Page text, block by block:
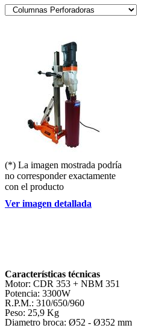
(*) La imagen mostrada podría
no corresponder exactamente
con el producto
Ver imagen detallada
Características técnicas
Motor: CDR 353 + NBM 351
Potencia: 3300W
R.P.M.: 310/650/960
Peso: 25,9 Kg
Diametro broca: Ø52 - Ø352 mm